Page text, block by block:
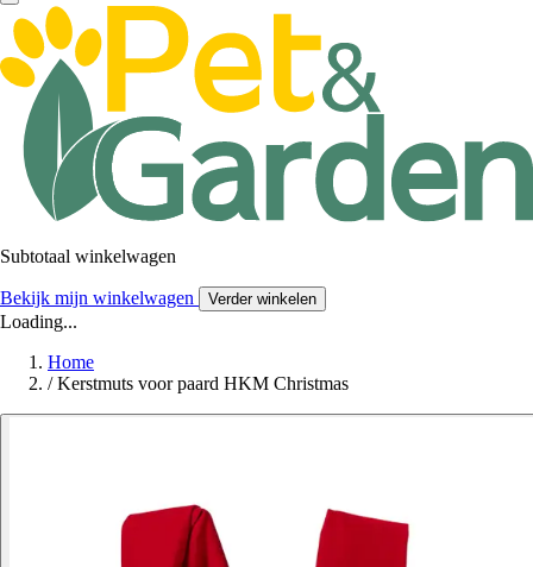
Subtotaal winkelwagen
Bekijk mijn winkelwagen Verder winkelen
Loading...
Home
/ Kerstmuts voor paard HKM Christmas